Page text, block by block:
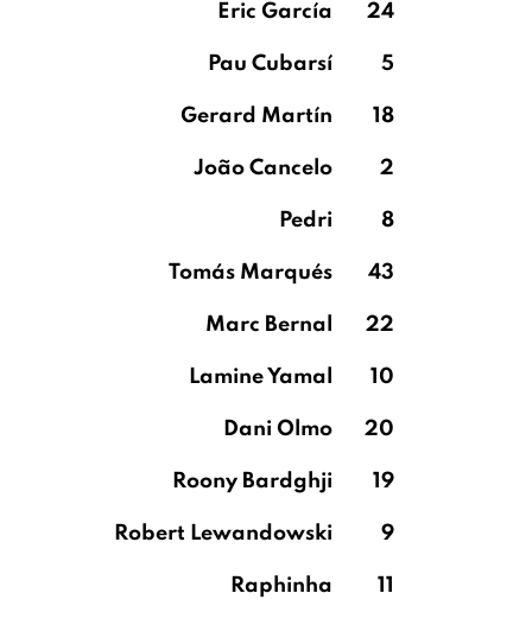
Eric García 24
Pau Cubarsí 5
Gerard Martín 18
João Cancelo 2
Pedri 8
Tomás Marqués 43
Marc Bernal 22
Lamine Yamal 10
Dani Olmo 20
Roony Bardghji 19
Robert Lewandowski 9
Raphinha 11